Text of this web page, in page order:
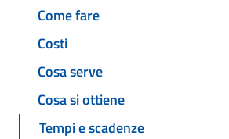
Come fare
Costi
Cosa serve
Cosa si ottiene
Tempi e scadenze